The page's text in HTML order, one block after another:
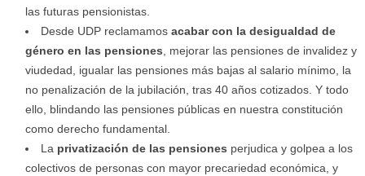
las futuras pensionistas.
Desde UDP reclamamos acabar con la desigualdad de
género en las pensiones , mejorar las pensiones de invalidez y
viudedad, igualar las pensiones más bajas al salario mínimo, la
no penalización de la jubilación, tras 40 años cotizados. Y todo
ello, blindando las pensiones públicas en nuestra constitución
como derecho fundamental.
La privatización de las pensiones perjudica y golpea a los
colectivos de personas con mayor precariedad económica, y